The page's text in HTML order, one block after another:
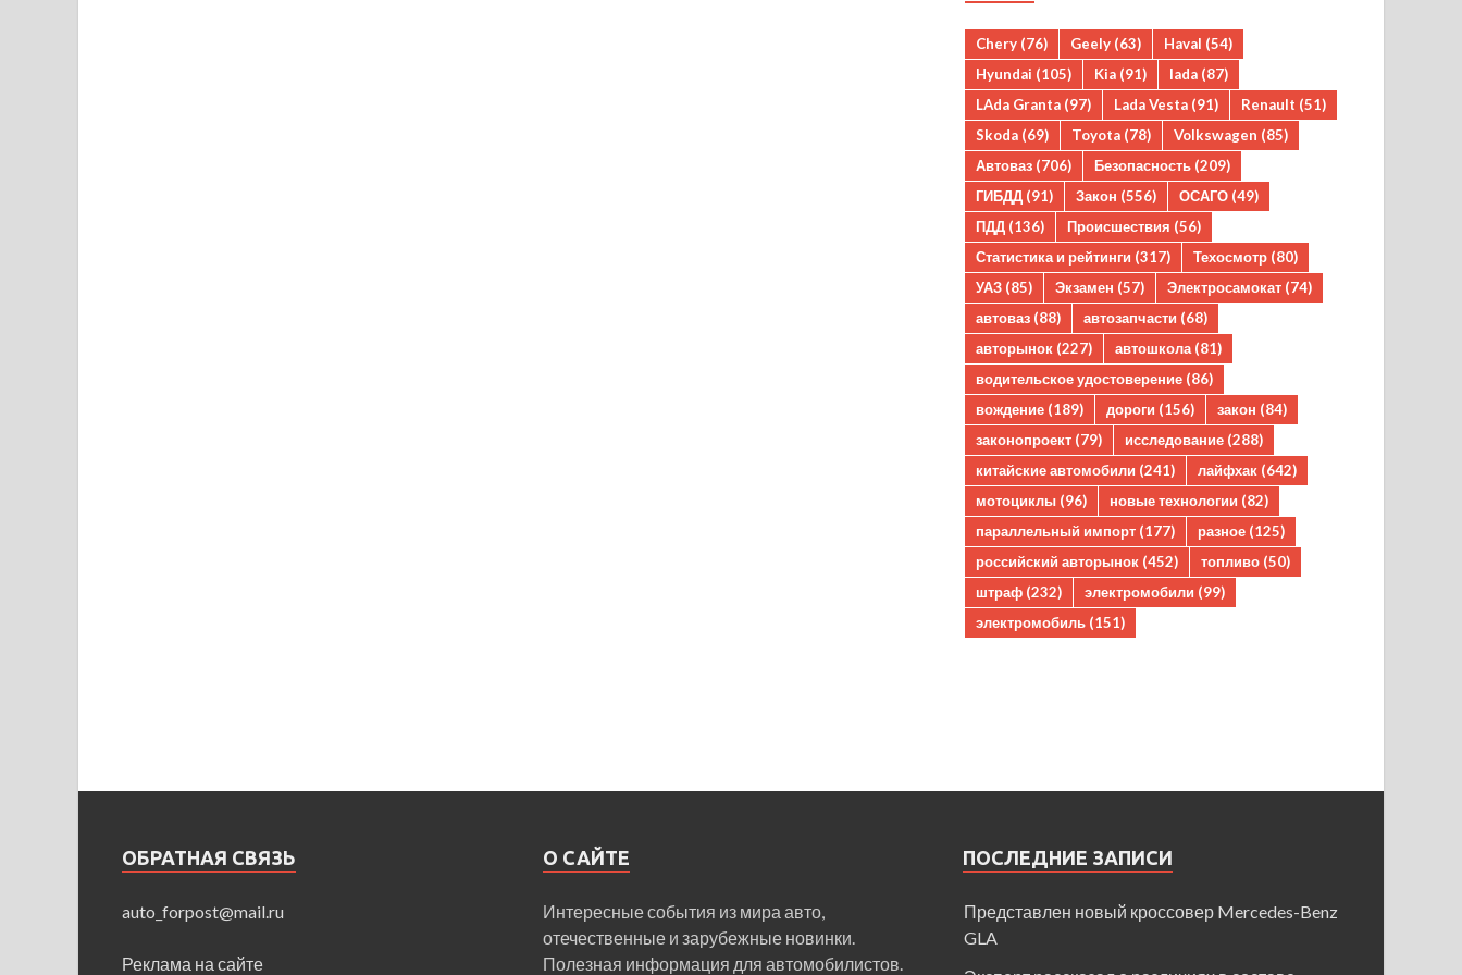
Chery (76) Geely (63) Haval (54)
Hyundai (105) Kia (91) lada (87)
LAda Granta (97) Lada Vesta (91) Renault (51)
Skoda (69) Toyota (78) Volkswagen (85)
Автоваз (706) Безопасность (209)
ГИБДД (91) Закон (556) ОСАГО (49)
ПДД (136) Происшествия (56)
Статистика и рейтинги (317) Техосмотр (80)
УАЗ (85) Экзамен (57) Электросамокат (74)
автоваз (88) автозапчасти (68)
авторынок (227) автошкола (81)
водительское удостоверение (86)
вождение (189) дороги (156) закон (84)
законопроект (79) исследование (288)
китайские автомобили (241) лайфхак (642)
мотоциклы (96) новые технологии (82)
параллельный импорт (177) разное (125)
российский авторынок (452) топливо (50)
штраф (232) электромобили (99)
электромобиль (151)
ОБРАТНАЯ СВЯЗЬ
auto_forpost@mail.ru
Реклама на сайте
О САЙТЕ
Интересные события из мира авто,
отечественные и зарубежные новинки.
Полезная информация для автомобилистов.
ПОСЛЕДНИЕ ЗАПИСИ
Представлен новый кроссовер Mercedes-Benz
GLA